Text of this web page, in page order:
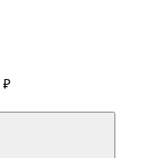
₽